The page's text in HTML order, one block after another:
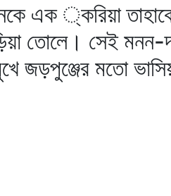
এক ্‌করিয়া
তোলে। সেই মনন-
জড়পুঞ্জের মতো